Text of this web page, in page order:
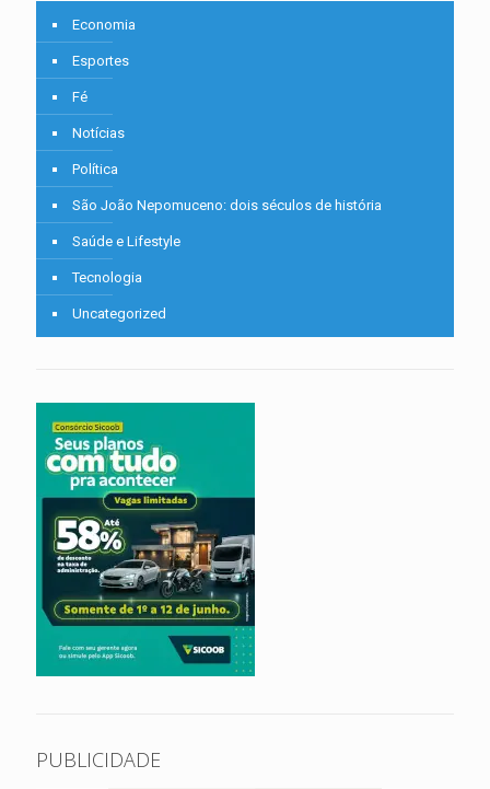
Economia
Esportes
Fé
Notícias
Política
São João Nepomuceno: dois séculos de história
Saúde e Lifestyle
Tecnologia
Uncategorized
PUBLICIDADE